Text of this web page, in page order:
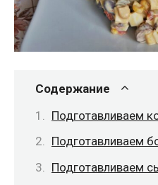
Содержание
Подготавливаем
Подготавливаем
Подготавливаем